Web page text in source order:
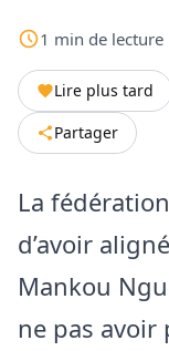
1 min de lecture
Lire plus tard
Partager
La
d’avoir
Mankou
ne pas avoir